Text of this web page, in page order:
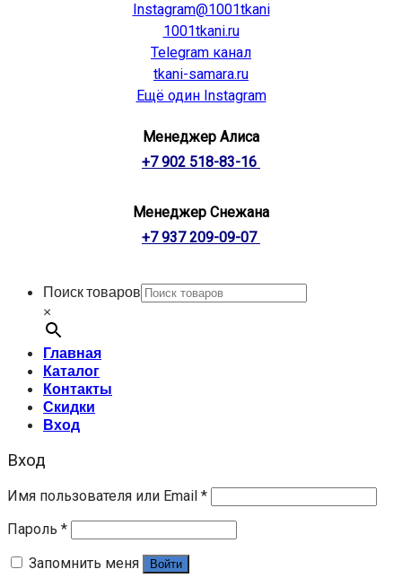
Instagram@1001tkani
1001tkani.ru
Telegram канал
tkani-samara.ru
Ещё один Instagram
Менеджер Алиса
+7 902 518-83-16
Менеджер Снежана
+7 937 209-09-07
Поиск товаров
×
Главная
Каталог
Контакты
Скидки
Вход
Вход
Имя пользователя или Email *
Пароль *
Запомнить меня
Войти